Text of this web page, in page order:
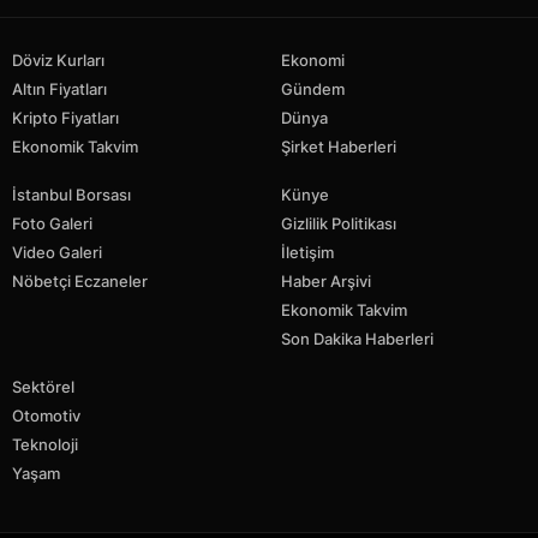
Döviz Kurları
Altın Fiyatları
Kripto Fiyatları
Ekonomik Takvim
Ekonomi
Gündem
Dünya
Şirket Haberleri
İstanbul Borsası
Foto Galeri
Video Galeri
Nöbetçi Eczaneler
Künye
Gizlilik Politikası
İletişim
Haber Arşivi
Ekonomik Takvim
Son Dakika Haberleri
Sektörel
Otomotiv
Teknoloji
Yaşam